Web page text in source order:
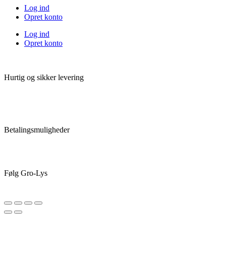
Log ind
Opret konto
Log ind
Opret konto
Hurtig og sikker levering
Betalingsmuligheder
Følg Gro-Lys